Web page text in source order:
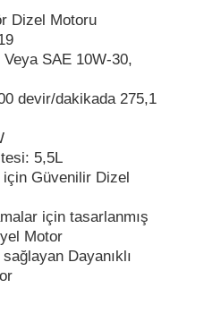
Dizel Motoru
Veya SAE 10W-30,
devir/dakikada 275,1
5,5L
için Güvenilir Dizel
için tasarlanmış
Motor
Dayanıklı